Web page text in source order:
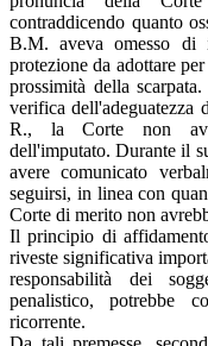
contraddicendo quanto
B.M. aveva omesso di
protezione da adottare
prossimità della
verifica dell'adeguatezza
R., la Corte non
dell'imputato. Durante il
avere comunicato
seguirsi, in linea con
Corte di merito non
Il principio di
riveste significativa
responsabilità dei
penalistico, potrebbe
ricorrente.